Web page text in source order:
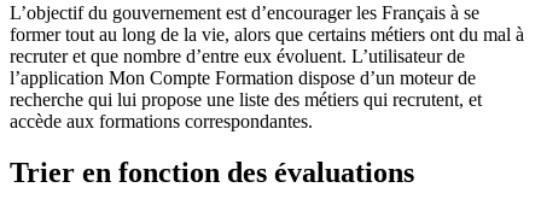
L’objectif du gouvernement est d’encourager les Français à se
former tout au long de la vie, alors que certains métiers ont du mal à
recruter et que nombre d’entre eux évoluent. L’utilisateur de
l’application Mon Compte Formation dispose d’un moteur de
recherche qui lui propose une liste des métiers qui recrutent, et
accède aux formations correspondantes.
Trier en fonction des évaluations